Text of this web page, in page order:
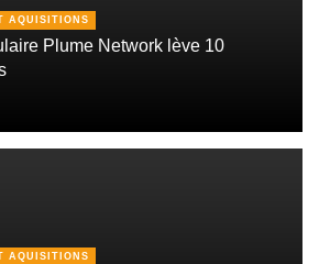
AQUISITIONS
Plume Network lève 10
AQUISITIONS